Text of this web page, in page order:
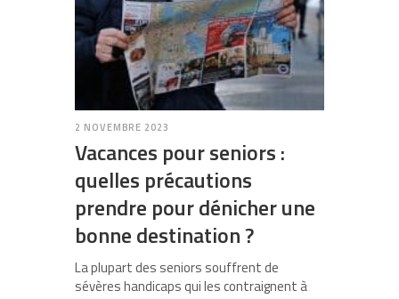
2 NOVEMBRE 2023
Vacances pour seniors :
quelles précautions
prendre pour dénicher une
bonne destination ?
La plupart des seniors souffrent de
sévères handicaps qui les contraignent à